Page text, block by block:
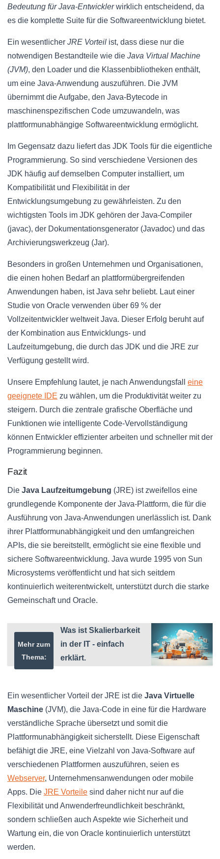
Bedeutung für Java-Entwicklerwirklich entscheidend, da
es die komplette Suite für die Softwareentwicklung bietet.
Ein wesentlicher JRE Vorteil ist, dass diese nur die
notwendigen Bestandteile wie die Java Virtual Machine
(JVM), den Loader und die Klassenbibliotheken enthält,
um eine Java-Anwendung auszuführen. Die JVM
übernimmt die Aufgabe, den Java-Bytecode in
maschinenspezifischen Code umzuwandeln, was
plattformunabhängige Softwareentwicklung ermöglicht.
Im Gegensatz dazu liefert das JDK Tools für die eigentliche
Programmierung. So sind verschiedene Versionen des
JDK häufig auf demselben Computer installiert, um
Kompatibilität und Flexibilität in der
Entwicklungsumgebung zu gewährleisten. Zu den
wichtigsten Tools im JDK gehören der Java-Compiler
(javac), der Dokumentationsgenerator (Javadoc) und das
Archivierungswerkzeug (Jar).
Besonders in großen Unternehmen und Organisationen,
die einen hohen Bedarf an plattformübergreifenden
Anwendungen haben, ist Java sehr beliebt. Laut einer
Studie von Oracle verwenden über 69 % der
Vollzeitentwickler weltweit Java. Dieser Erfolg beruht auf
der Kombination aus Entwicklungs- und
Laufzeitumgebung, die durch das JDK und die JRE zur
Verfügung gestellt wird.
Unsere Empfehlung lautet, je nach Anwendungsfall eine
geeignete IDE zu wählen, um die Produktivität weiter zu
steigern. Durch die zentrale grafische Oberfläche und
Funktionen wie intelligente Code-Vervollständigung
können Entwickler effizienter arbeiten und schneller mit der
Programmierung beginnen.
Fazit
Die Java Laufzeitumgebung (JRE) ist zweifellos eine
grundlegende Komponente der Java-Plattform, die für die
Ausführung von Java-Anwendungen unerlässlich ist. Dank
ihrer Plattformunabhängigkeit und den umfangreichen
APIs, die sie bereitstellt, ermöglicht sie eine flexible und
sichere Softwareentwicklung. Java wurde 1995 von Sun
Microsystems veröffentlicht und hat sich seitdem
kontinuierlich weiterentwickelt, unterstützt durch die starke
Gemeinschaft und Oracle.
Mehr zum
Thema:
Was ist Skalierbarkeit
in der IT - einfach
erklärt.
Ein wesentlicher Vorteil der JRE ist die Java Virtuelle
Maschine (JVM), die Java-Code in eine für die Hardware
verständliche Sprache übersetzt und somit die
Plattformunabhängigkeit sicherstellt. Diese Eigenschaft
befähigt die JRE, eine Vielzahl von Java-Software auf
verschiedenen Plattformen auszuführen, seien es
Webserver, Unternehmensanwendungen oder mobile
Apps. Die JRE Vorteile sind daher nicht nur auf die
Flexibilität und Anwenderfreundlichkeit beschränkt,
sondern schließen auch Aspekte wie Sicherheit und
Wartung ein, die von Oracle kontinuierlich unterstützt
werden.